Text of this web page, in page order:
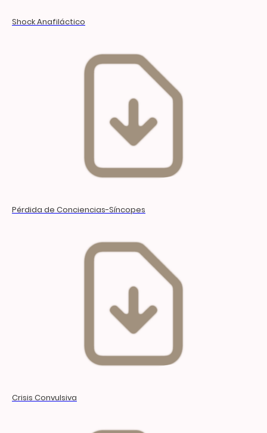
Shock Anafiláctico
Pérdida de Conciencias-Síncopes
Crisis Convulsiva